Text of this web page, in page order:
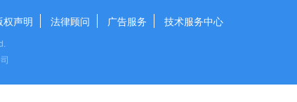
权声明 法律顾问 广告服务 技术服务中心